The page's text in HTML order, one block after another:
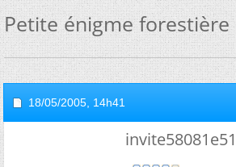
Petite énigme forestière
18/05/2005, 14h41
invite58081e51